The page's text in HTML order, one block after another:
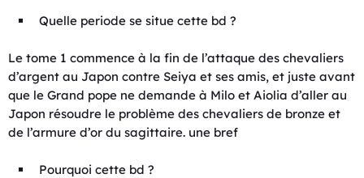
Quelle periode se situe cette bd ?
Le tome 1 commence à la fin de l’attaque des chevaliers
d’argent au Japon contre Seiya et ses amis, et juste avant
que le Grand pope ne demande à Milo et Aiolia d’aller au
Japon résoudre le problème des chevaliers de bronze et
de l’armure d’or du sagittaire. une bref
Pourquoi cette bd ?